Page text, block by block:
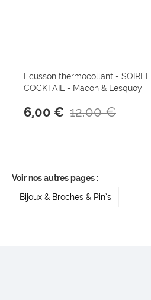
Ecusson thermocollant - SOIREE
COCKTAIL - Macon & Lesquoy
6,00 € 12,00 €
Voir nos autres pages :
Bijoux & Broches & Pin’s